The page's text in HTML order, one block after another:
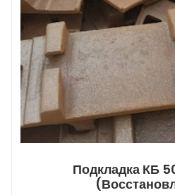
Подкладка КБ